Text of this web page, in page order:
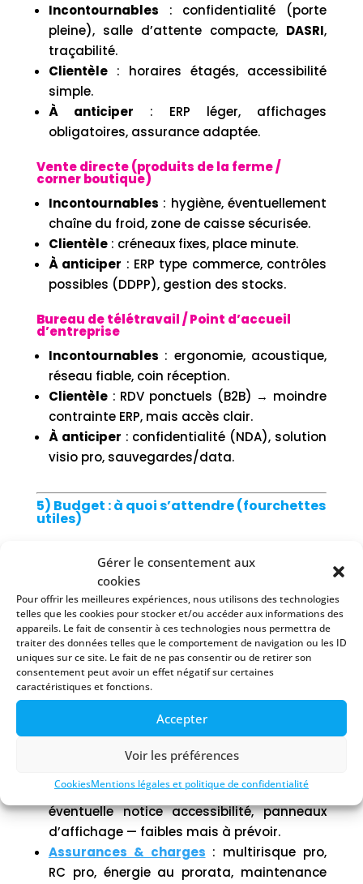
Gérer le consentement aux
cookies
Pour offrir les meilleures expériences, nous utilisons des technologies
telles que les cookies pour stocker et/ou accéder aux informations des
appareils. Le fait de consentir à ces technologies nous permettra de
traiter des données telles que le comportement de navigation ou les ID
uniques sur ce site. Le fait de ne pas consentir ou de retirer son
consentement peut avoir un effet négatif sur certaines
caractéristiques et fonctions.
Accepter
Voir les préférences
CookiesMentions légales et politique de confidentialité
Incontournables : confidentialité (porte
pleine), salle d’attente compacte, DASRI,
traçabilité.
Clientèle: horaires étagés, accessibilité
simple.
À anticiper : ERP léger, affichages
obligatoires, assurance adaptée.
Vente directe (produits de la ferme /
corner boutique)
Incontournables : hygiène, éventuellement
chaîne du froid, zone de caisse sécurisée.
Clientèle: créneaux fixes, place minute.
À anticiper : ERP type commerce, contrôles
possibles (DDPP), gestion des stocks.
Bureau de télétravail / Point d’accueil
d’entreprise
Incontournables : ergonomie, acoustique,
réseau fiable, coin réception.
Clientèle: RDV ponctuels (B2B) → moindre
contrainte ERP, mais accès clair.
À anticiper : confidentialité (NDA), solution
visio pro, sauvegardes/data.
5) Budget : à quoi s’attendre (fourchettes
utiles)
Aménagement léger d’une pièce
existante: 2 000 à 8 000 € (ergonomie,
élec, éclairage, rangements).
Mise au standard “accueil public” (ERP):
+1 500 à 6 000 € (éclairage de sécurité,
extincteurs, signalétique, seuils/rampe
simple, ajustements électriques).
Module indépendant dans le jardin (clé en
20 à 45 k€ TTC
surface/finition/équipements métiers
Frais “papier”: dossier mairie (DP/PC),
éventuelle notice accessibilité, panneaux
d’affichage — faibles mais à prévoir.
Assurances & charges : multirisque pro,
RC pro, énergie au prorata, maintenance